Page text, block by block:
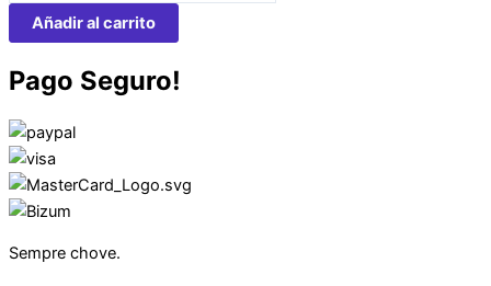
Añadir al carrito
Pago Seguro!
Sempre chove.